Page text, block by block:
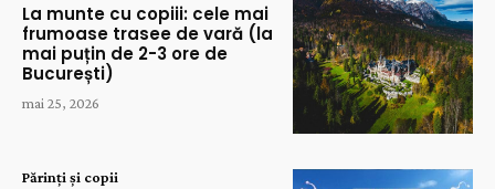
La munte cu copiii: cele mai
frumoase trasee de vară (la
mai puțin de 2-3 ore de
București)
mai 25, 2026
Părinți și copii